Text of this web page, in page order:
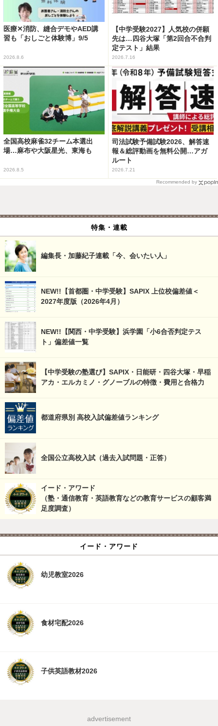
医療✕消防、縫合デモやAED講
習も「おしごと体験博」9/5
2026.8.6
【中学受験2027】人気校の併願
先は…四谷大塚「第2回合不合判
定テスト」結果
2026.7.16
全国高校麻雀32チーム本選出
場…麻布や大阪星光、東海も
2026.8.5
司法試験予備試験2026、解答速
報＆総評動画を無料公開…アガ
ルート
2026.7.21
Recommended by
特集・連載
編集長・加藤紀子連載「今、会いたい人」
NEW!!【首都圏・中学受験】SAPIX 上位校偏差値＜
2027年度版（2026年4月）
NEW!!【関西・中学受験】浜学園「小6合否判定テス
ト」偏差値一覧
【中学受験の塾選び】SAPIX・日能研・四谷大塚・早稲
アカ・エルカミノ・グノーブルの特徴・費用と合格力
都道府県別 高校入試偏差値ランキング
全国公立高校入試（過去入試問題・正答）
イード・アワード
（塾・通信教育・英語教育などの教育サービスの顧客満
足度調査）
イード・アワード
幼児教室2026
食材宅配2026
子供英語教材2026
advertisement